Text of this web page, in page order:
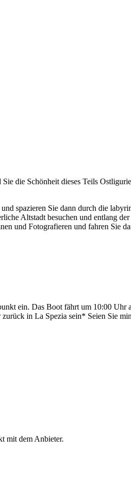
die Schönheit dieses Teils
spazieren Sie dann durch die
Altstadt besuchen und entlang
und Fotografieren und fahren Sie
ein. Das Boot fährt um 10:00
in La Spezia sein* Seien Sie
mit dem Anbieter.